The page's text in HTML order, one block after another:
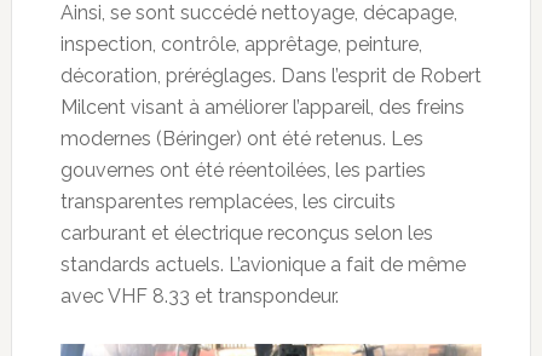
Ainsi, se sont succédé nettoyage, décapage,
inspection, contrôle, apprêtage, peinture,
décoration, préréglages. Dans l’esprit de Robert
Milcent visant à améliorer l’appareil, des freins
modernes (Béringer) ont été retenus. Les
gouvernes ont été réentoilées, les parties
transparentes remplacées, les circuits
carburant et électrique reconçus selon les
standards actuels. L’avionique a fait de même
avec VHF 8.33 et transpondeur.